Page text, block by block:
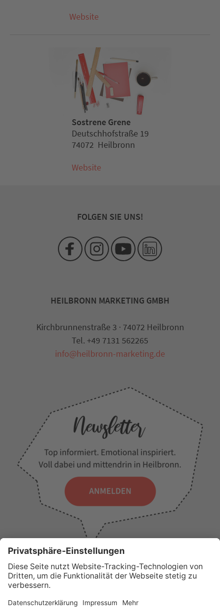
Website
Sostrene Grene
Deutschhofstraße 19
74072 Heilbronn
Website
FOLGEN SIE UNS!
WICHTIGE LINKS
PresseWir über unsTourist-Information
HEILBRONN MARKETING GMBH
Kirchbrunnenstraße 3 · 74072 Heilbronn
Tel. +49 7131 562265
info@heilbronn-marketing.de